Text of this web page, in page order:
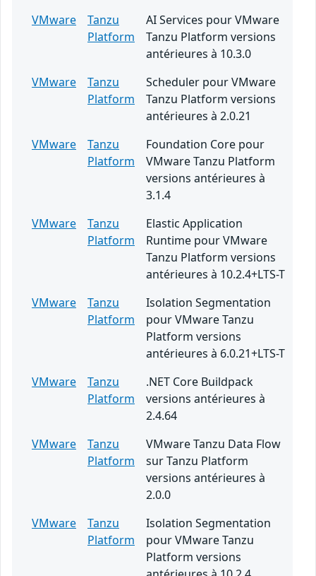
VMware
Tanzu
Platform
AI Services pour VMware
Tanzu Platform versions
antérieures à 10.3.0
VMware
Tanzu
Platform
Scheduler pour VMware
Tanzu Platform versions
antérieures à 2.0.21
VMware
Tanzu
Platform
Foundation Core pour
VMware Tanzu Platform
versions antérieures à
3.1.4
VMware
Tanzu
Platform
Elastic Application
Runtime pour VMware
Tanzu Platform versions
antérieures à 10.2.4+LTS-T
VMware
Tanzu
Platform
Isolation Segmentation
pour VMware Tanzu
Platform versions
antérieures à 6.0.21+LTS-T
VMware
Tanzu
Platform
.NET Core Buildpack
versions antérieures à
2.4.64
VMware
Tanzu
Platform
VMware Tanzu Data Flow
sur Tanzu Platform
versions antérieures à
2.0.0
VMware
Tanzu
Platform
Isolation Segmentation
pour VMware Tanzu
Platform versions